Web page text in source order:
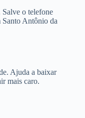
Salve o telefone
Santo Antônio da
Ajuda a baixar
mais caro.